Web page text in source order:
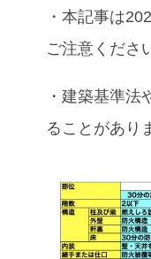
・本記事は
ご注意くださ
・建築基準
ることがあり